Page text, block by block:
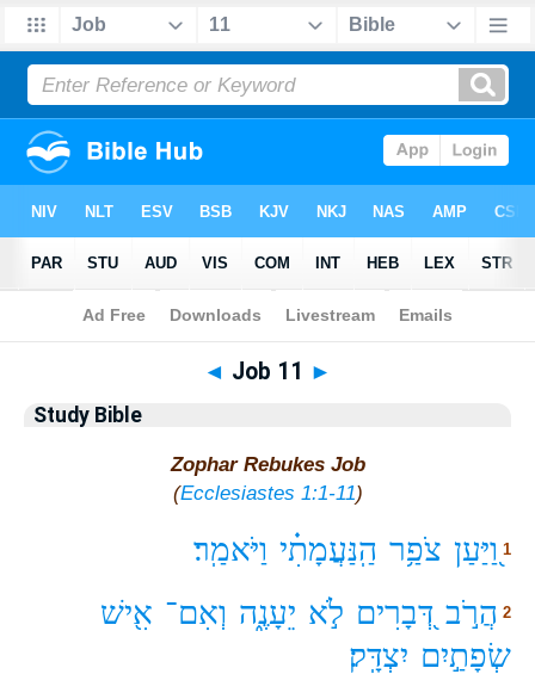
Bible >Study Bible > Job 11
◄ Job 11 ►
Study Bible
Zophar Rebukes Job
(Ecclesiastes 1:1-11)
1 וַ֭יַּעַן צֹפַ֥ר הַֽנַּעֲמָתִ֗י וַיֹּאמַֽר׃
2 הֲרֹ֣ב דְּ֭בָרִים לֹ֣א יֵעָנֶ֑ה וְאִם־ אִ֖ישׁ
שְׂפָתַ֣יִם יִצְדָּֽק׃